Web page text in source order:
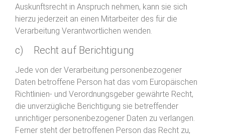
Auskunftsrecht in Anspruch nehmen, kann sie sich
hierzu jederzeit an einen Mitarbeiter des für die
Verarbeitung Verantwortlichen wenden.
c) Recht auf Berichtigung
Jede von der Verarbeitung personenbezogener
Daten betroffene Person hat das vom Europäischen
Richtlinien- und Verordnungsgeber gewährte Recht,
die unverzügliche Berichtigung sie betreffender
unrichtiger personenbezogener Daten zu verlangen.
Ferner steht der betroffenen Person das Recht zu,